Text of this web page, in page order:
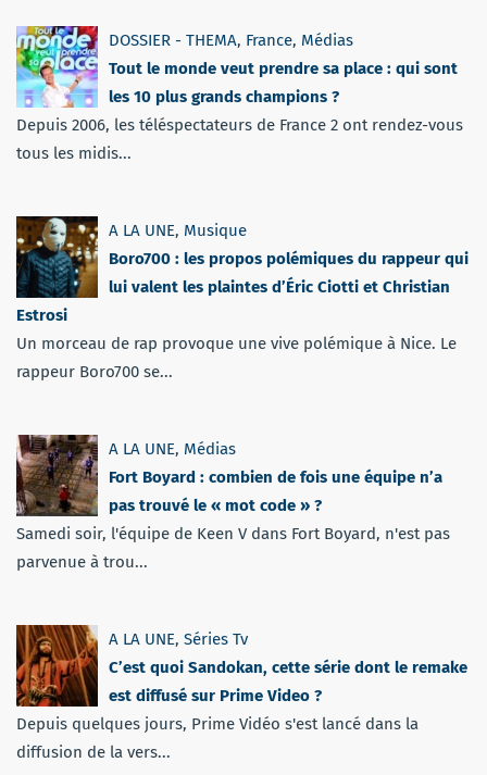
DOSSIER - THEMA, France, Médias
Tout le monde veut prendre sa place : qui sont
les 10 plus grands champions ?
Depuis 2006, les téléspectateurs de France 2 ont rendez-vous
tous les midis...
A LA UNE, Musique
Boro700 : les propos polémiques du rappeur qui
lui valent les plaintes d’Éric Ciotti et Christian
Estrosi
Un morceau de rap provoque une vive polémique à Nice. Le
rappeur Boro700 se...
A LA UNE, Médias
Fort Boyard : combien de fois une équipe n’a
pas trouvé le « mot code » ?
Samedi soir, l'équipe de Keen V dans Fort Boyard, n'est pas
parvenue à trou...
A LA UNE, Séries Tv
C’est quoi Sandokan, cette série dont le remake
est diffusé sur Prime Video ?
Depuis quelques jours, Prime Vidéo s'est lancé dans la
diffusion de la vers...